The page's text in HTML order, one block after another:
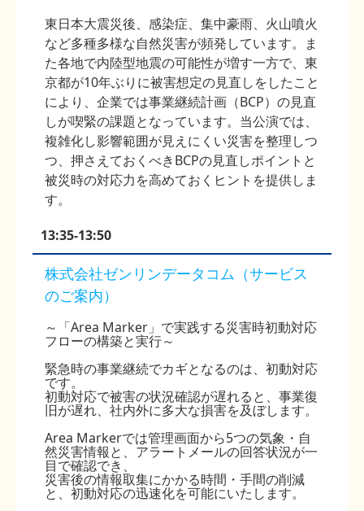
東日本大震災後、感染症、集中豪雨、火山噴火
など多種多様な自然災害が頻発しています。ま
た各地で内陸型地震の可能性が増す一方で、東
京都が10年ぶりに被害想定の見直しをしたこと
により、企業では事業継続計画（BCP）の見直
しが喫緊の課題となっています。当公演では、
複雑化し影響範囲が見えにくい災害を整理しつ
つ、押さえておくべきBCPの見直しポイントと
被災時の対応力を高めておくヒントを提供しま
す。
13:35-13:50
株式会社ゼンリンデータコム（サービス
のご案内）
～「Area Marker」で実践する災害時初動対応
フローの構築と実行～
緊急時の事業継続でカギとなるのは、初動対応
です。
初動対応で被害の状況確認が遅れると、事業復
旧が遅れ、社内外に多大な損害を及ぼします。
Area Markerでは管理画面から5つの気象・自
然災害情報と、アラートメールの回答状況が一
目で確認でき、
災害後の情報取集にかかる時間・手間の削減
と、初動対応の迅速化を可能にいたします。